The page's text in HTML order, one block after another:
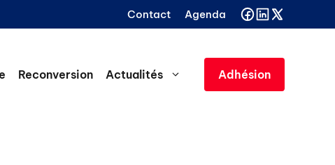
Contact Agenda
Reconversion Actualités Adhésion